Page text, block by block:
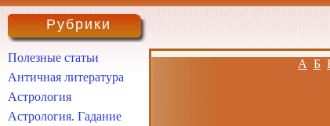
А Б
Рубрики
Полезные статьи
Античная литература
Астрология
Астрология. Гадание